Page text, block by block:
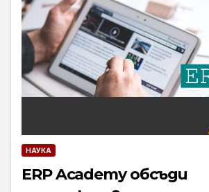
НАУКА
ERP Academy обсъди